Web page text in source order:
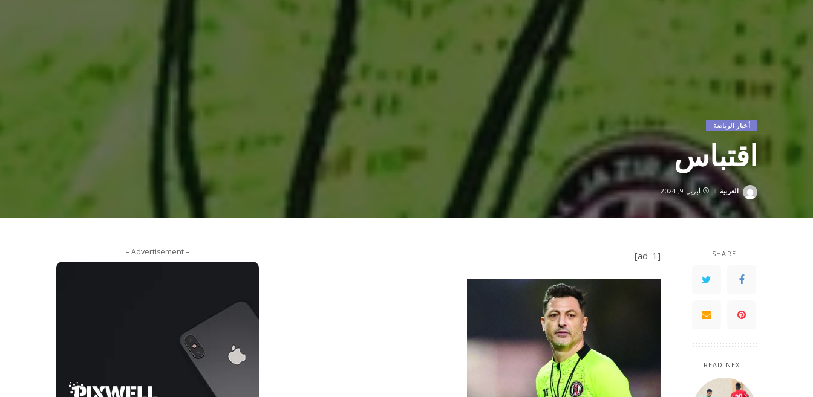
أخبار الرياضة
اقتباس
Posted
العربية أبريل 9, 2024
SHARE
READ NEXT
[ad_1]
– Advertisement –